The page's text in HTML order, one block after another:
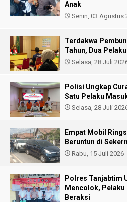
Anak
Senin, 03 Agustus
Terdakwa
Tahun, Dua
Selasa, 28 Juli
Polisi Ungkap
Satu Pelaku
Selasa, 28 Juli
Empat Mobil
Beruntun di
Rabu, 15 Juli 2026
Polres Tanjabtim
Mencolok, Pelaku
Beraksi